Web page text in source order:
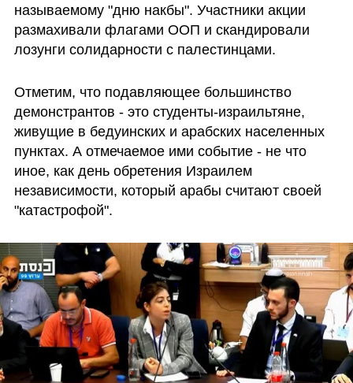
называемому "дню накбы". Участники акции
размахивали флагами ООП и скандировали
лозунги солидарности с палестинцами.
Отметим, что подавляющее большинство
демонстрантов - это студенты-израильтяне,
живущие в бедуинских и арабских населенных
пунктах. А отмечаемое ими событие - не что
иное, как день обретения Израилем
независимости, который арабы считают своей
"катастрофой".